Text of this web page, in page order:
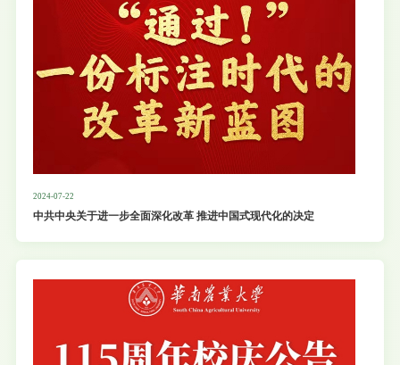
2024-07-22
中共中央关于进一步全面深化改革 推进中国式现代化的决定